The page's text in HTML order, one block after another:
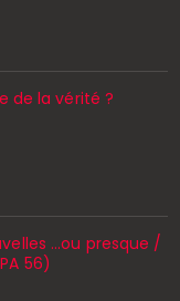
de la vérité ?
...ou presque /
56)